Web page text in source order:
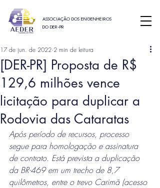
ASSOCIAÇÃO DOS ENGENHEIROS
DO DER-PR
[DER-PR] Proposta de R$
129,6 milhões vence
licitação para duplicar a
Rodovia das Cataratas
17 de jun. de 2022 2 min de leitura
Após período de recursos, processo
segue para homologação e assinatura
de contrato. Está prevista a duplicação
da BR-469 em um trecho de 8,7
quilômetros, entre o trevo Carimã (acesso